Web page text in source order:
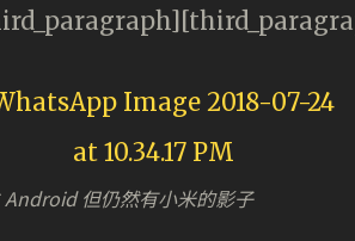
Android 但仍然有小米的影子